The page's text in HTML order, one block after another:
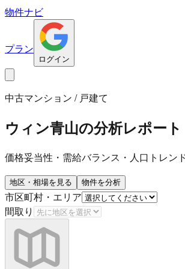
物件ナビ
プラン
ログイン
中古マンション / 戸建て
ウィン青山の分析レポート
価格妥当性・需給バランス・人口トレン
地区・相場を見る 物件を分析
市区町村・エリア
間取り